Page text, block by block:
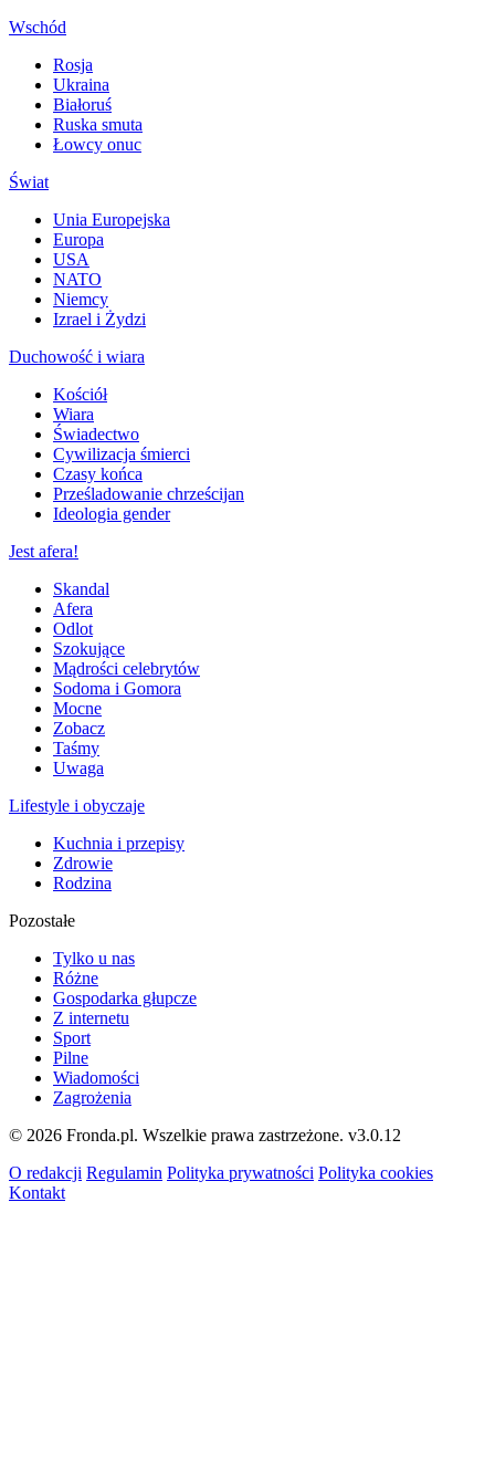
Wschód
Rosja
Ukraina
Białoruś
Ruska smuta
Łowcy onuc
Świat
Unia Europejska
Europa
USA
NATO
Niemcy
Izrael i Żydzi
Duchowość i wiara
Kościół
Wiara
Świadectwo
Cywilizacja śmierci
Czasy końca
Prześladowanie chrześcijan
Ideologia gender
Jest afera!
Skandal
Afera
Odlot
Szokujące
Mądrości celebrytów
Sodoma i Gomora
Mocne
Zobacz
Taśmy
Uwaga
Lifestyle i obyczaje
Kuchnia i przepisy
Zdrowie
Rodzina
Pozostałe
Tylko u nas
Różne
Gospodarka głupcze
Z internetu
Sport
Pilne
Wiadomości
Zagrożenia
© 2026 Fronda.pl. Wszelkie prawa zastrzeżone. v3.0.12
O redakcji Regulamin Polityka prywatności Polityka cookies
Kontakt